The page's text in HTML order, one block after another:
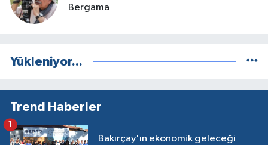
Bergama
Yükleniyor...
Trend Haberler
Bakırçay'ın ekonomik geleceği
1